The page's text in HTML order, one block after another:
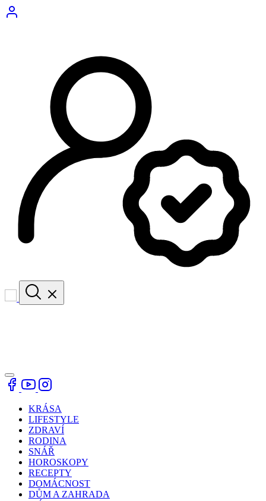
KRÁSA
LIFESTYLE
ZDRAVÍ
RODINA
SNÁŘ
HOROSKOPY
RECEPTY
DOMÁCNOST
DŮM A ZAHRADA